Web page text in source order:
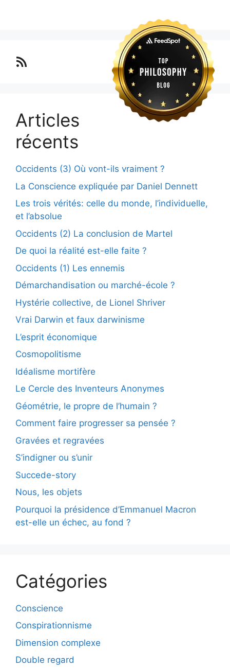
Lo blog Surimposium
Articles
récents
Occidents (3) Où vont-ils vraiment ?
La Conscience expliquée par Daniel Dennett
Les trois vérités: celle du monde, l’individuelle,
et l’absolue
Occidents (2) La conclusion de Martel
De quoi la réalité est-elle faite ?
Occidents (1) Les ennemis
Démarchandisation ou marché-école ?
Hystérie collective, de Lionel Shriver
Vrai Darwin et faux darwinisme
L’esprit économique
Cosmopolitisme
Idéalisme mortifère
Le Cercle des Inventeurs Anonymes
Géométrie, le propre de l’humain ?
Comment faire progresser sa pensée ?
Gravées et regravées
S’indigner ou s’unir
Succede-story
Nous, les objets
Pourquoi la présidence d’Emmanuel Macron
est-elle un échec, au fond ?
Catégories
Conscience
Conspirationnisme
Dimension complexe
Double regard